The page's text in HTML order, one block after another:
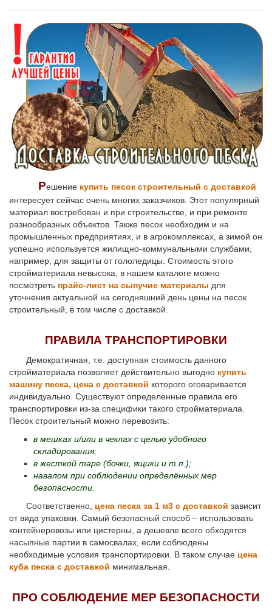
Решение купить песок строительный с доставкой
интересует сейчас очень многих заказчиков. Этот популярный
материал востребован и при строительстве, и при ремонте
разнообразных объектов. Также песок необходим и на
промышленных предприятиях, и в агрокомплексах, а зимой он
успешно используется жилищно-коммунальными службами,
например, для защиты от гололедицы. Стоимость этого
стройматериала невысока, в нашем каталоге можно
посмотреть прайс-лист на сыпучие материалы для
уточнения актуальной на сегодняшний день цены на песок
строительный, в том числе с доставкой.
ПРАВИЛА ТРАНСПОРТИРОВКИ
Демократичная, т.е. доступная стоимость данного
стройматериала позволяет действительно выгодно купить
машину песка, цена с доставкой которого оговаривается
индивидуально. Существуют определенные правила его
транспортировки из-за специфики такого стройматериала.
Песок строительный можно перевозить:
в мешках и/или в чехлах с целью удобного
складирования;
в жесткой таре (бочки, ящики и т.п.);
навалом при соблюдении определённых мер
безопасности.
Соответственно, цена песка за 1 м3 с доставкой зависит
от вида упаковки. Самый безопасный способ – использовать
контейнеровозы или цистерны, а дешевле всего обходятся
насыпные партии в самосвалах, если соблюдены
необходимые условия транспортировки. В таком случае цена
куба песка с доставкой минимальная.
ПРО СОБЛЮДЕНИЕ МЕР БЕЗОПАСНОСТИ